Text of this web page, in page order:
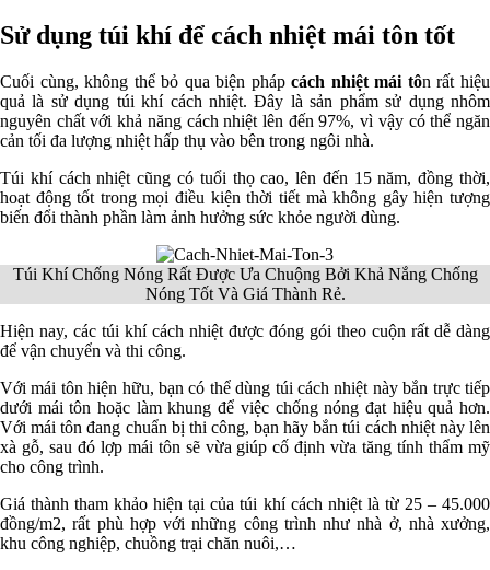
Sử dụng túi khí để cách nhiệt mái tôn tốt
Cuối cùng, không thể bỏ qua biện phápcách nhiệt mái tôn rất hiệu
quả là sử dụng túi khí cách nhiệt. Đây là sản phẩm sử dụng nhôm
nguyên chất với khả năng cách nhiệt lên đến 97%, vì vậy có thể ngăn
cản tối đa lượng nhiệt hấp thụ vào bên trong ngôi nhà.
Túi khí cách nhiệt cũng có tuổi thọ cao, lên đến 15 năm, đồng thời,
hoạt động tốt trong mọi điều kiện thời tiết mà không gây hiện tượng
biến đổi thành phần làm ảnh hưởng sức khỏe người dùng.
Túi Khí Chống Nóng Rất Được Ưa Chuộng Bởi Khả Nắng Chống
Nóng Tốt Và Giá Thành Rẻ.
Hiện nay, các túi khí cách nhiệt được đóng gói theo cuộn rất dễ dàng
để vận chuyển và thi công.
Với mái tôn hiện hữu, bạn có thể dùng túi cách nhiệt này bắn trực tiếp
dưới mái tôn hoặc làm khung để việc chống nóng đạt hiệu quả hơn.
Với mái tôn đang chuẩn bị thi công, bạn hãy bắn túi cách nhiệt này lên
xà gỗ, sau đó lợp mái tôn sẽ vừa giúp cố định vừa tăng tính thẩm mỹ
cho công trình.
Giá thành tham khảo hiện tại của túi khí cách nhiệt là từ 25 – 45.000
đồng/m2, rất phù hợp với những công trình như nhà ở, nhà xưởng,
khu công nghiệp, chuồng trại chăn nuôi,…